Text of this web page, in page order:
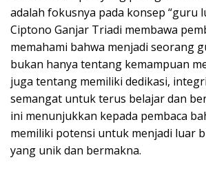
adalah fokusnya pada konsep “guru
Ciptono Ganjar Triadi membawa
memahami bahwa menjadi seorang
bukan hanya tentang kemampuan
juga tentang memiliki dedikasi,
semangat untuk terus belajar dan
ini menunjukkan kepada pembaca
memiliki potensi untuk menjadi luar
yang unik dan bermakna.